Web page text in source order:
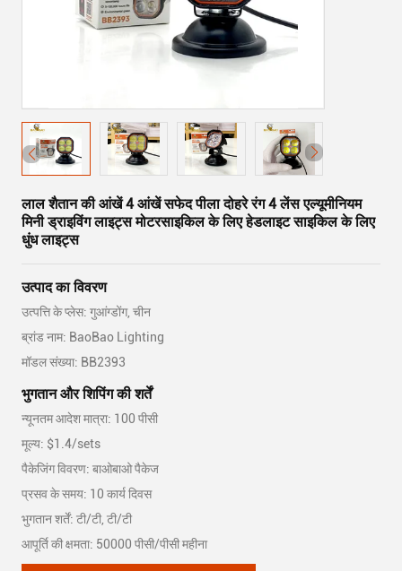
लाल शैतान की आंखें 4 आंखें सफेद पीला दोहरे रंग 4 लेंस एल्यूमीनियम
मिनी ड्राइविंग लाइट्स मोटरसाइकिल के लिए हेडलाइट साइकिल के लिए
धुंध लाइट्स
उत्पाद का विवरण
उत्पत्ति के प्लेस: गुआंग्डोंग, चीन
ब्रांड नाम: BaoBao Lighting
मॉडल संख्या: BB2393
भुगतान और शिपिंग की शर्तें
न्यूनतम आदेश मात्रा: 100 पीसी
मूल्य: $1.4/sets
पैकेजिंग विवरण: बाओबाओ पैकेज
प्रसव के समय: 10 कार्य दिवस
भुगतान शर्तें: टी/टी, टी/टी
आपूर्ति की क्षमता: 50000 पीसी/पीसी महीना